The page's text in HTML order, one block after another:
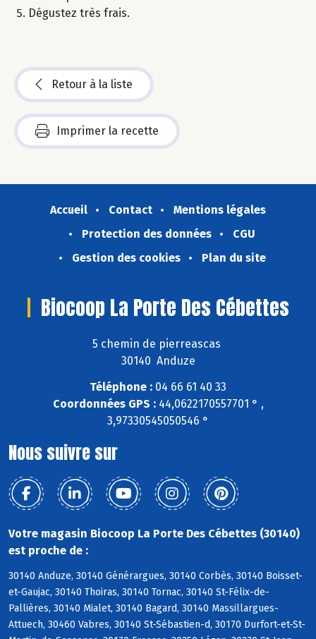
Dégustez très frais.
Retour à la liste
Imprimer la recette
Accueil Contact
Mentions légales
Protection des données
CGU
Gestion des cookies
Plan du site
Biocoop La Porte Des Cébettes
5 chemin de pierreascas
30140 Anduze
Téléphone : 04 66 61 40 33
Coordonnées GPS :44,0622170557701 ° ,
3,97330545050546 °
Nous suivre sur
Votre magasin Biocoop La Porte Des Cébettes (30140)
est proche de :
30140 Anduze, 30140 Générargues, 30140 Corbès, 30140 Boisset-
et-Gaujac, 30140 Thoiras, 30140 Tornac, 30140 St-Félix-de-
Pallières, 30140 Mialet, 30140 Bagard, 30140 Massillargues-
Attuech, 30460 Vabres, 30140 St-Sébastien-d, 30170 Durfort-et-St-